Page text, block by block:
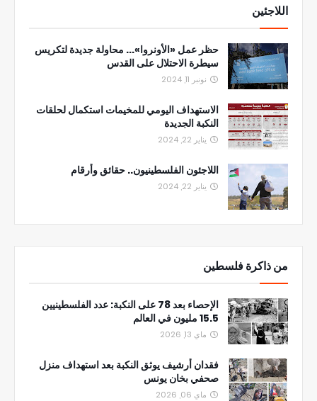
اللاجئين
حظر عمل «الأونروا»... محاولة جديدة لتكريس
سيطرة الاحتلال على القدس
نونبر 11, 2024
الاستهداف اليومي للمخيمات استكمال لحلقات
النكبة الجديدة
يناير 22, 2024
اللاجئون الفلسطينيون.. حقائق وأرقام
يناير 22, 2024
من ذاكرة فلسطين
الإحصاء بعد 78 على النكبة: عدد الفلسطينيين
15.5 مليون في العالم
ماي 13, 2026
فقدان أرشيف يوثق النكبة بعد استهداف منزل
صحفي بخان يونس
ماي 06, 2026